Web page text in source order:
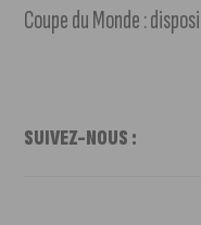
SUIVEZ-NOUS :